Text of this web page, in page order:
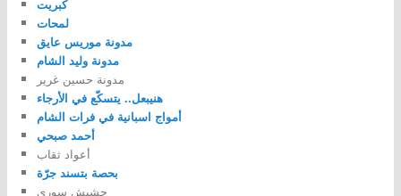
كبريت
لمحات
مدونة موريس عايق
مدونة وليد الشام
مدونة حسين غرير
هنيبعل.. يتسكّع في الأرجاء
أمواج اسبانية في فرات الشام
أحمد صبحي
أعواد ثقاب
بحصة بتسند جرّة
حشيش سوري